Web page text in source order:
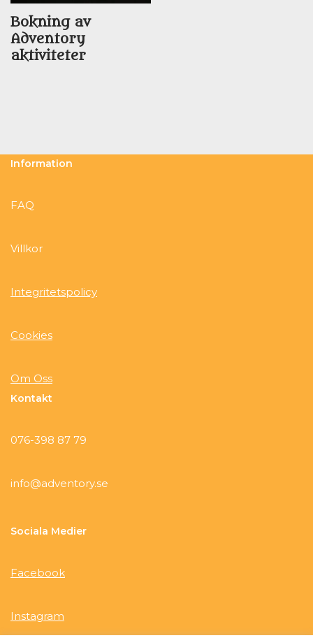
Bokning av
Adventory
aktiviteter
Information
FAQ
Villkor
Integritetspolicy
Cookies
Om Oss
Kontakt
076-398 87 79
info@adventory.se
Sociala Medier
Facebook
Instagram